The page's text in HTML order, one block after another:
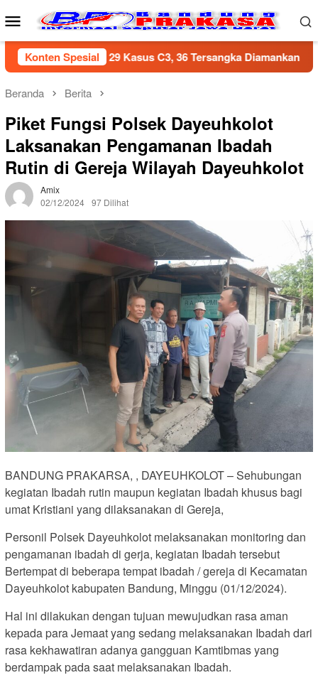
ke
Menu
Mobile
Konten Spesial
Ungkap 29 Kasus C3, 36 Tersangka Diamankan dalam
Beranda Berita
Piket Fungsi Polsek Dayeuhkolot
Laksanakan Pengamanan Ibadah
Rutin di Gereja Wilayah Dayeuhkolot
Amix
02/12/2024 97 Dilihat
BANDUNG PRAKARSA, , DAYEUHKOLOT – Sehubungan
kegiatan Ibadah rutin maupun kegiatan Ibadah khusus bagi
umat Kristiani yang dilaksanakan di Gereja,
Personil Polsek Dayeuhkolot melaksanakan monitoring dan
pengamanan ibadah di gerja, kegiatan Ibadah tersebut
Bertempat di beberapa tempat ibadah / gereja di Kecamatan
Dayeuhkolot kabupaten Bandung, Minggu (01/12/2024).
Hal ini dilakukan dengan tujuan mewujudkan rasa aman
kepada para Jemaat yang sedang melaksanakan Ibadah dari
rasa kekhawatiran adanya gangguan Kamtibmas yang
berdampak pada saat melaksanakan Ibadah.